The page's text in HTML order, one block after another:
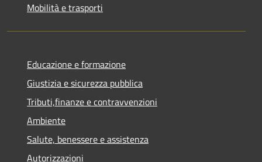
Mobilità e trasporti
Educazione e formazione
Giustizia e sicurezza pubblica
Tributi,finanze e contravvenzioni
Ambiente
Salute, benessere e assistenza
Autorizzazioni